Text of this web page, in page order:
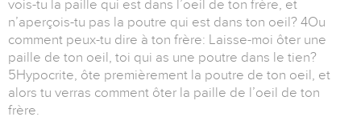
vois-tu la paille qui est dans l’oeil de ton frère, et
n’aperçois-tu pas la poutre qui est dans ton oeil? 4Ou
comment peux-tu dire à ton frère: Laisse-moi ôter une
paille de ton oeil, toi qui as une poutre dans le tien?
5Hypocrite, ôte premièrement la poutre de ton oeil, et
alors tu verras comment ôter la paille de l’oeil de ton
frère.